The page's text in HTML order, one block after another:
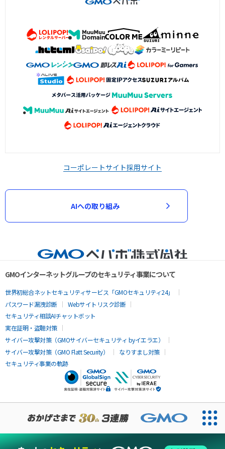
コーポレートサイト採用サイト
AIへの取り組み
GMOインターネットグループのセキュリティ事業について
世界初総合ネットセキュリティサービス「GMOセキュリティ24」
パスワード漏洩診断
Webサイトリスク診断
セキュリティ相談AIチャットボット
実在証明・盗聴対策
サイバー攻撃対策（GMOサイバーセキュリティ byイエラエ）
サイバー攻撃対策（GMO Flatt Security）
なりすまし対策
セキュリティ事業の軌跡